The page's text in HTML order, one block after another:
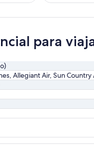
para
Allegiant Air, Sun